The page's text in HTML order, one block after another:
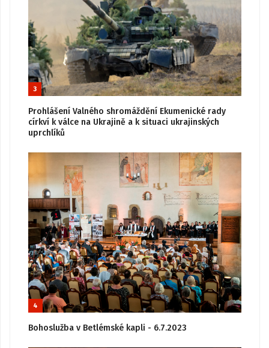
3
Prohlášení Valného shromáždění Ekumenické rady
církví k válce na Ukrajině a k situaci ukrajinských
uprchlíků
4
Bohoslužba v Betlémské kapli - 6.7.2023